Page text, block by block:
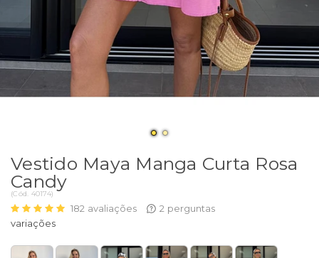
Vestido Maya Manga Curta Rosa
Candy
(Cód. 40174)
182 avaliações 2 perguntas